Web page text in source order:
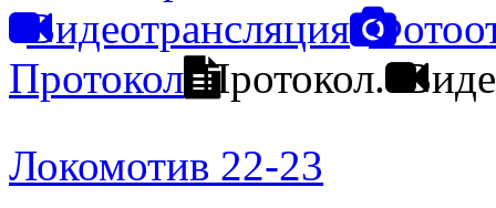
Видеотрансляция
Протокол Протокол.
Локомотив 22-23